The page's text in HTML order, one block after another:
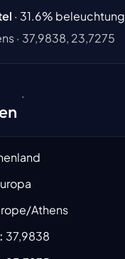
· 31.6% beleuchtung
· 37,9838, 23,7275
Athens
: 37,9838